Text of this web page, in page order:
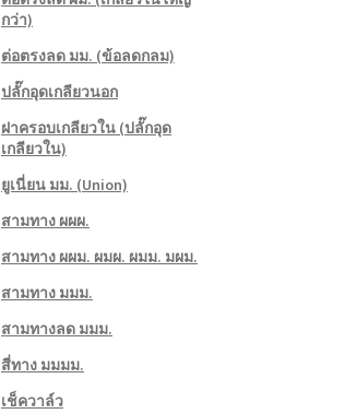
กว่า)
ต่อตรงลด มม. (ข้อลดกลม)
ปลั๊กอุดเกลียวนอก
ฝาครอบเกลียวใน (ปลั๊กอุด
เกลียวใน)
ยูเนี่ยน มม. (Union)
สามทาง ผผผ.
สามทาง ผผม. ผมผ. ผมม. มผม.
สามทาง มมม.
สามทางลด มมม.
สี่ทาง มมมม.
เช็ควาล์ว